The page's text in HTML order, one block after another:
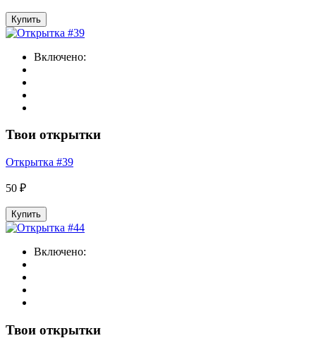
Купить
Включено:
Твои открытки
Открытка #39
50 ₽
Купить
Включено:
Твои открытки